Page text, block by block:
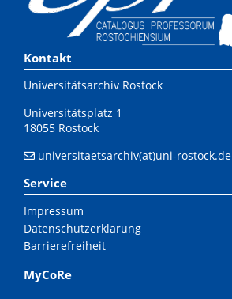
Kontakt
Universitätsarchiv Rostock
Universitätsplatz 1
18055 Rostock
universitaetsarchiv(at)uni-rostock.de
Service
Impressum
Datenschutzerklärung
Barrierefreiheit
MyCoRe